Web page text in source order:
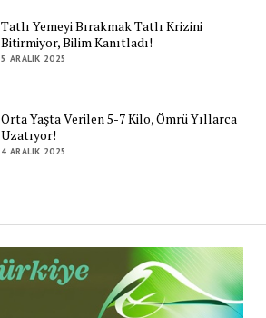
Tatlı Yemeyi Bırakmak Tatlı Krizini
Bitirmiyor, Bilim Kanıtladı!
5 ARALIK 2025
Orta Yaşta Verilen 5-7 Kilo, Ömrü Yıllarca
Uzatıyor!
4 ARALIK 2025